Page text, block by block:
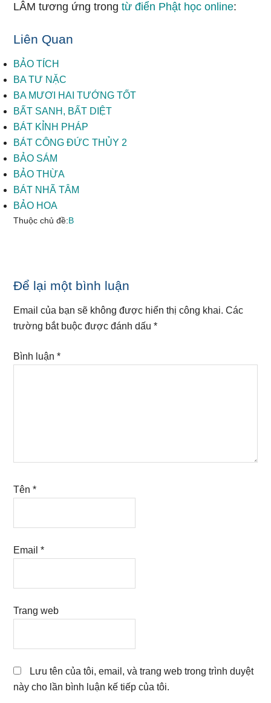
LÂM tương ứng trongtừ điển Phật học online:
Liên Quan
BẢO TÍCH
BA TƯ NẶC
BA MƯƠI HAI TƯỚNG TỐT
BẤT SANH, BẤT DIỆT
BÁT KỈNH PHÁP
BÁT CÔNG ĐỨC THỦY 2
BẢO SÁM
BẢO THỪA
BÁT NHÃ TÂM
BẢO HOA
Thuộc chủ đề:B
Reader
Interactions
Để lại một bình luận
Email của bạn sẽ không được hiển thị công khai. Các
trường bắt buộc được đánh dấu*
Bình luận*
Tên*
Email*
Trang web
Lưu tên của tôi, email, và trang web trong trình duyệt
này cho lần bình luận kế tiếp của tôi.